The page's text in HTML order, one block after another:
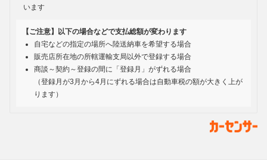
います
【ご注意】以下の場合などで支払総額が変わります
自宅などの指定の場所へ陸送納車を希望する場合
販売店所在地の所轄運輸支局以外で登録する場合
商談～契約～登録の間に「登録月」がずれる場合
（登録月が3月から4月にずれる場合は自動車税の額が大きく上が
ります）